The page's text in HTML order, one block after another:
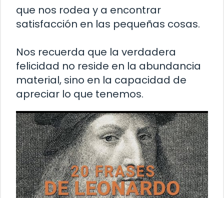
que nos rodea y a encontrar
satisfacción en las pequeñas cosas.
Nos recuerda que la verdadera
felicidad no reside en la abundancia
material, sino en la capacidad de
apreciar lo que tenemos.